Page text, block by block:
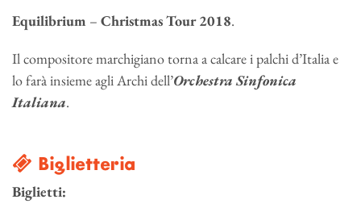
Equilibrium – Christmas Tour 2018.
Il compositore marchigiano torna a calcare i palchi d’Italia e
lo farà insieme agli Archi dell’Orchestra Sinfonica
Italiana.
Biglietteria
Biglietti: